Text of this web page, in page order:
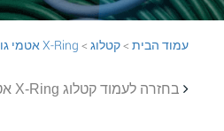
עמוד הבית >קטלוג > X-Ring אטמי גומי
בחזרה לעמוד קטלוג X-Ring אטמי גומי